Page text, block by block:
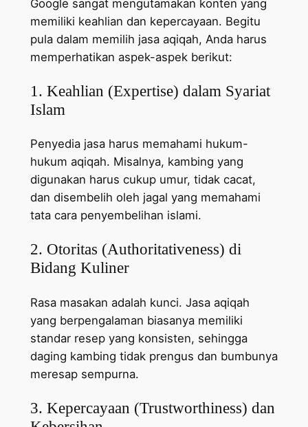
Google sangat mengutamakan konten yang
memiliki keahlian dan kepercayaan. Begitu
pula dalam memilih jasa aqiqah, Anda harus
memperhatikan aspek-aspek berikut:
1. Keahlian (Expertise) dalam Syariat
Islam
Penyedia jasa harus memahami hukum-
hukum aqiqah. Misalnya, kambing yang
digunakan harus cukup umur, tidak cacat,
dan disembelih oleh jagal yang memahami
tata cara penyembelihan islami.
2. Otoritas (Authoritativeness) di
Bidang Kuliner
Rasa masakan adalah kunci. Jasa aqiqah
yang berpengalaman biasanya memiliki
standar resep yang konsisten, sehingga
daging kambing tidak prengus dan bumbunya
meresap sempurna.
3. Kepercayaan (Trustworthiness) dan